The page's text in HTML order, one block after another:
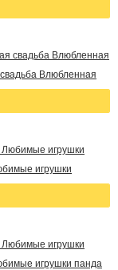
Влюбленная
игрушки
игрушки панда